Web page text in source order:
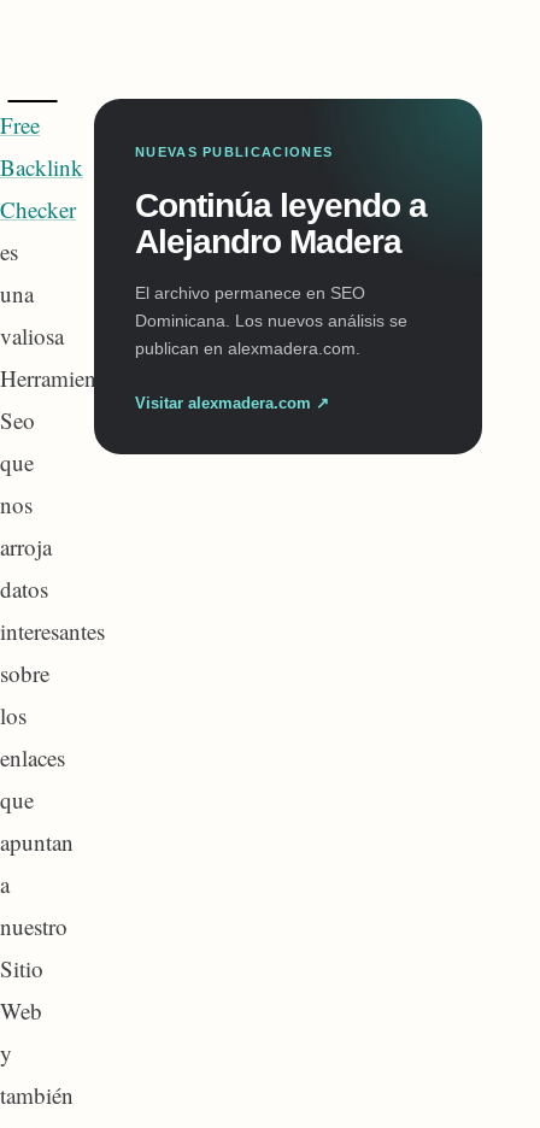
Free
Backlink
Checker
es
una
valiosa
Herramienta
Seo
que
nos
arroja
datos
interesantes
sobre
los
enlaces
que
apuntan
a
nuestro
Sitio
Web
y
también
NUEVAS PUBLICACIONES
Continúa leyendo a
Alejandro Madera
El archivo permanece en SEO
Dominicana. Los nuevos análisis se
publican en alexmadera.com.
Visitar alexmadera.com ↗